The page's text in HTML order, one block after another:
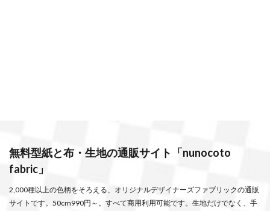
無料型紙と布・生地の通販サイト「nunocoto
fabric」
2,000種以上の色柄をそろえる、オリジナルデザイナーズファブリックの通販
サイトです。50cm990円～。すべて商用利用可能です。生地だけでなく、手